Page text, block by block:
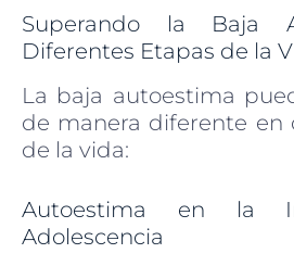
Superando la Baja
Diferentes Etapas de la
La baja autoestima
de manera diferente en
de la vida:
Autoestima en la
Adolescencia